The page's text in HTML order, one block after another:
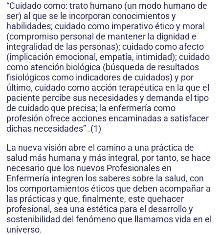
“Cuidado como: trato humano (un modo humano de
ser) al que se le incorporan conocimientos y
habilidades; cuidado como imperativo ético y moral
(compromiso personal de mantener la dignidad e
integralidad de las personas); cuidado como afecto
(implicación emocional, empatía, intimidad); cuidado
como atención biológica (búsqueda de resultados
fisiológicos como indicadores de cuidados) y por
último, cuidado como acción terapéutica en la que el
paciente percibe sus necesidades y demanda el tipo
de cuidado que precisa; la enfermería como
profesión ofrece acciones encaminadas a satisfacer
dichas necesidades” .(1)
La nueva visión abre el camino a una práctica de
salud más humana y más integral, por tanto, se hace
necesario que los nuevos Profesionales en
Enfermería integren los saberes sobre la salud, con
los comportamientos éticos que deben acompañar a
las prácticas y que, finalmente, este quehacer
profesional, sea una estética para el desarrollo y
sostenibilidad del fenómeno que llamamos vida en el
universo.